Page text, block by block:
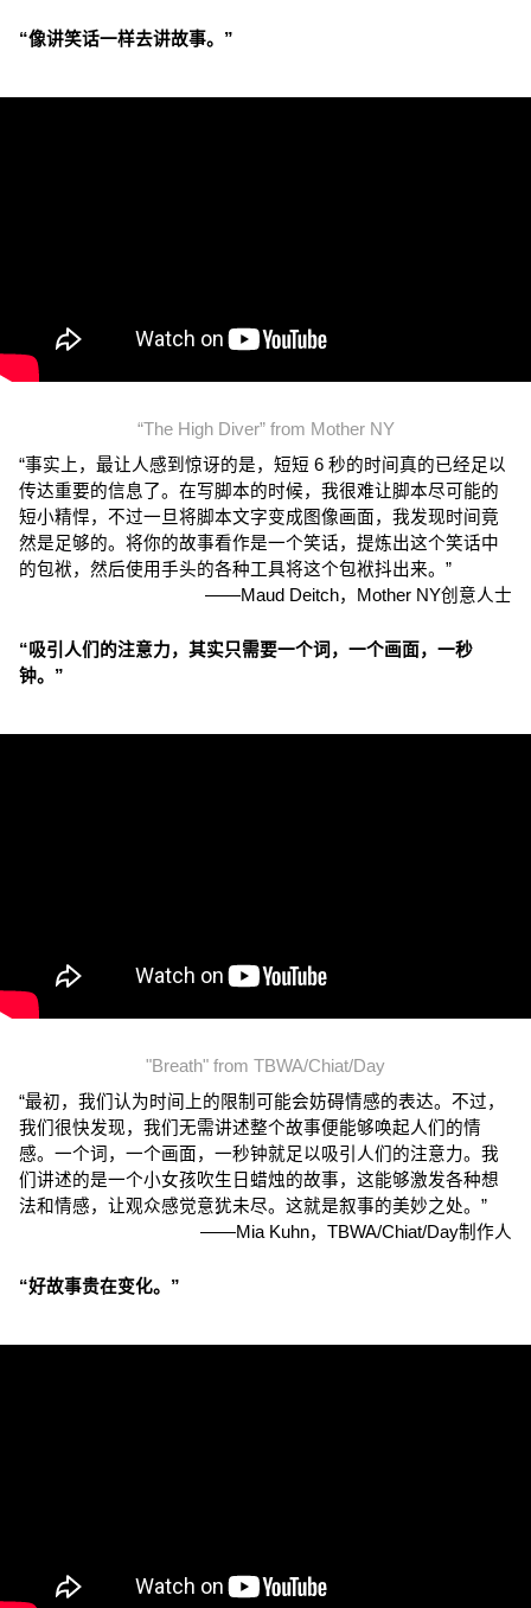
“像讲笑话一样去讲故事。”
“The High Diver” from Mother NY
“事实上，最让人感到惊讶的是，短短 6 秒的时间真的已经足以
传达重要的信息了。在写脚本的时候，我很难让脚本尽可能的
短小精悍，不过一旦将脚本文字变成图像画面，我发现时间竟
然是足够的。将你的故事看作是一个笑话，提炼出这个笑话中
的包袱，然后使用手头的各种工具将这个包袱抖出来。”
——Maud Deitch，Mother NY创意人士
“吸引人们的注意力，其实只需要一个词，一个画面，一秒
钟。”
"Breath" from TBWA/Chiat/Day
“最初，我们认为时间上的限制可能会妨碍情感的表达。不过，
我们很快发现，我们无需讲述整个故事便能够唤起人们的情
感。一个词，一个画面，一秒钟就足以吸引人们的注意力。我
们讲述的是一个小女孩吹生日蜡烛的故事，这能够激发各种想
法和情感，让观众感觉意犹未尽。这就是叙事的美妙之处。”
——Mia Kuhn，TBWA/Chiat/Day制作人
“好故事贵在变化。”